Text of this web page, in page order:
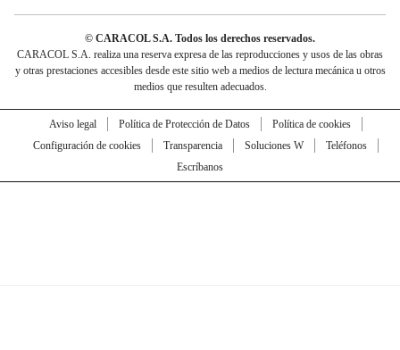
© CARACOL S.A. Todos los derechos reservados.
CARACOL S.A. realiza una reserva expresa de las reproducciones y usos de las obras
y otras prestaciones accesibles desde este sitio web a medios de lectura mecánica u otros
medios que resulten adecuados.
Aviso legal Política de Protección de Datos
Política de cookies
Configuración de cookies
Transparencia Soluciones W
Teléfonos
Escríbanos